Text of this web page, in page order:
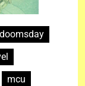
doomsday
mcu